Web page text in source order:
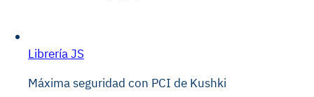
Librería JS
Máxima seguridad con PCI de Kushki